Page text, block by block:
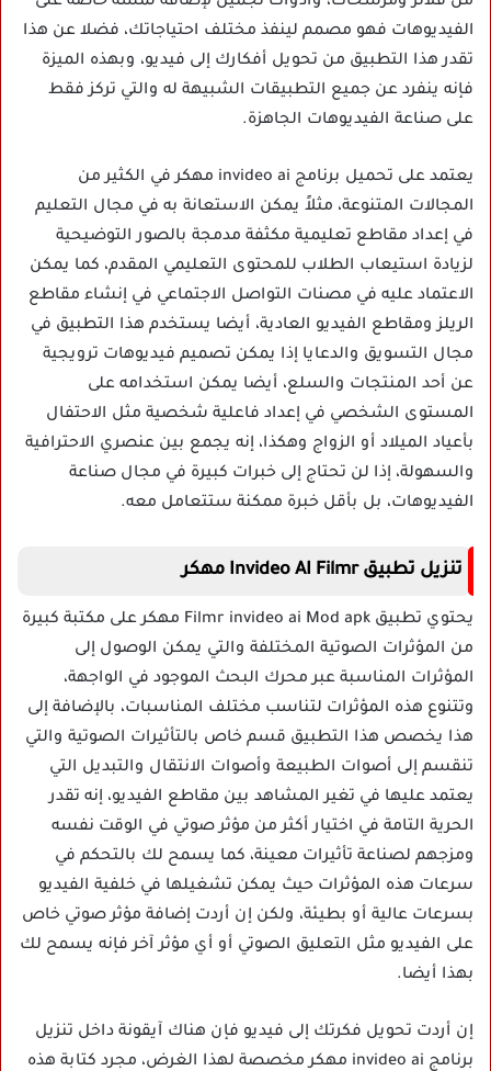
الفيديوهات فهو مصمم لينفذ مختلف احتياجاتك، فضلا عن هذا
تقدر هذا التطبيق من تحويل أفكارك إلى فيديو، وبهذه الميزة
فإنه ينفرد عن جميع التطبيقات الشبيهة له والتي تركز فقط
على صناعة الفيديوهات الجاهزة.
يعتمد على تحميل برنامج invideo ai مهكر في الكثير من
المجالات المتنوعة، مثلاً يمكن الاستعانة به في مجال التعليم
في إعداد مقاطع تعليمية مكثفة مدمجة بالصور التوضيحية
لزيادة استيعاب الطلاب للمحتوى التعليمي المقدم، كما يمكن
الاعتماد عليه في مصنات التواصل الاجتماعي في إنشاء مقاطع
الريلز ومقاطع الفيديو العادية، أيضا يستخدم هذا التطبيق في
مجال التسويق والدعايا إذا يمكن تصميم فيديوهات ترويجية
عن أحد المنتجات والسلع، أيضا يمكن استخدامه على
المستوى الشخصي في إعداد فاعلية شخصية مثل الاحتفال
بأعياد الميلاد أو الزواج وهكذا، إنه يجمع بين عنصري الاحترافية
والسهولة، إذا لن تحتاج إلى خبرات كبيرة في مجال صناعة
الفيديوهات، بل بأقل خبرة ممكنة ستتعامل معه.
تنزيل تطبيق Invideo AI Filmr مهكر
يحتوي تطبيق Filmr invideo ai Mod apk مهكر على مكتبة كبيرة
من المؤثرات الصوتية المختلفة والتي يمكن الوصول إلى
المؤثرات المناسبة عبر محرك البحث الموجود في الواجهة،
وتتنوع هذه المؤثرات لتناسب مختلف المناسبات، بالإضافة إلى
هذا يخصص هذا التطبيق قسم خاص بالتأثيرات الصوتية والتي
تنقسم إلى أصوات الطبيعة وأصوات الانتقال والتبديل التي
يعتمد عليها في تغير المشاهد بين مقاطع الفيديو، إنه تقدر
الحرية التامة في اختيار أكثر من مؤثر صوتي في الوقت نفسه
ومزجهم لصناعة تأثيرات معينة، كما يسمح لك بالتحكم في
سرعات هذه المؤثرات حيث يمكن تشغيلها في خلفية الفيديو
بسرعات عالية أو بطيئة، ولكن إن أردت إضافة مؤثر صوتي خاص
على الفيديو مثل التعليق الصوتي أو أي مؤثر آخر فإنه يسمح لك
بهذا أيضا.
إن أردت تحويل فكرتك إلى فيديو فإن هناك آيقونة داخل تنزيل
برنامج invideo ai مهكر مخصصة لهذا الغرض، مجرد كتابة هذه